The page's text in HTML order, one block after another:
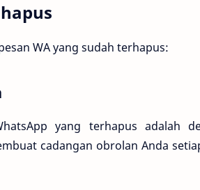
WA yang sudah terhapus:
yang terhapus adalah
cadangan obrolan Anda